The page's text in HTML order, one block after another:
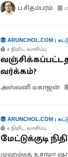
ப.சிதம்பரம்
ARUNCHOL.COM|
4 நிமிட வாசிப்பு
வர்க்கம்?
அஸ்வனி மகாஜன்
ARUNCHOL.COM|
4 நிமிட வாசிப்பு
மேட்டுக்குடி
முஹம்மத் உசாமா